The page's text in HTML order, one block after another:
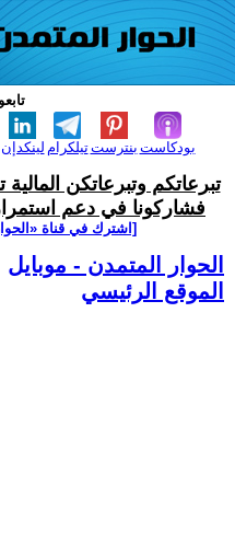
لينكدإن تيلكرامبنترست بودكاست
تبرعاتكم وتبرعاتكن
فشاركونا في دعم
[اشترك في قناة
الحوار المتمدن - موبايل
الموقع الرئيسي